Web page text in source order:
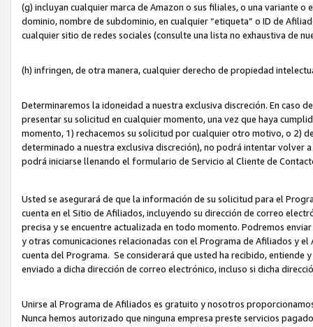
(g) incluyan cualquier marca de Amazon o sus filiales, o una variante
dominio, nombre de subdominio, en cualquier “etiqueta” o ID de
cualquier sitio de redes sociales (consulte una lista no exhaustiva de
(h) infringen, de otra manera, cualquier derecho de propiedad
Determinaremos la idoneidad a nuestra exclusiva discreción. En caso
presentar su solicitud en cualquier momento, una vez que haya
momento, 1) rechacemos su solicitud por cualquier otro motivo, o 2)
determinado a nuestra exclusiva discreción), no podrá intentar volver
podrá iniciarse llenando el formulario de Servicio al Cliente de
Usted se asegurará de que la información de su solicitud para el
cuenta en el Sitio de Afiliados, incluyendo su dirección de correo
precisa y se encuentre actualizada en todo momento. Podremos
y otras comunicaciones relacionadas con el Programa de Afiliados y
cuenta del Programa. Se considerará que usted ha recibido, entiende
enviado a dicha dirección de correo electrónico, incluso si dicha
Unirse al Programa de Afiliados es gratuito y nosotros
Nunca hemos autorizado que ninguna empresa preste servicios